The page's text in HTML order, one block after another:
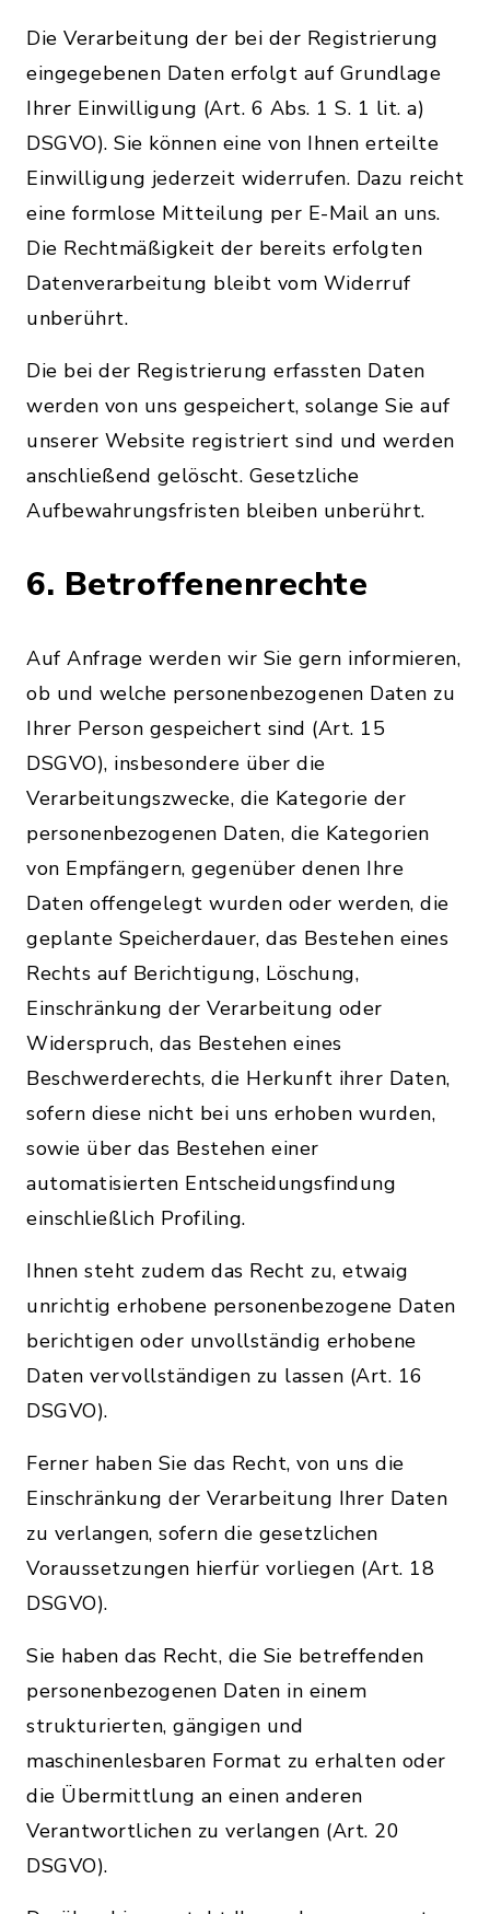
Die Verarbeitung der bei der Registrierung
eingegebenen Daten erfolgt auf Grundlage
Ihrer Einwilligung (Art. 6 Abs. 1 S. 1 lit. a)
DSGVO). Sie können eine von Ihnen erteilte
Einwilligung jederzeit widerrufen. Dazu reicht
eine formlose Mitteilung per E-Mail an uns.
Die Rechtmäßigkeit der bereits erfolgten
Datenverarbeitung bleibt vom Widerruf
unberührt.
Die bei der Registrierung erfassten Daten
werden von uns gespeichert, solange Sie auf
unserer Website registriert sind und werden
anschließend gelöscht. Gesetzliche
Aufbewahrungsfristen bleiben unberührt.
6. Betroffenenrechte
Auf Anfrage werden wir Sie gern informieren,
ob und welche personenbezogenen Daten zu
Ihrer Person gespeichert sind (Art. 15
DSGVO), insbesondere über die
Verarbeitungszwecke, die Kategorie der
personenbezogenen Daten, die Kategorien
von Empfängern, gegenüber denen Ihre
Daten offengelegt wurden oder werden, die
geplante Speicherdauer, das Bestehen eines
Rechts auf Berichtigung, Löschung,
Einschränkung der Verarbeitung oder
Widerspruch, das Bestehen eines
Beschwerderechts, die Herkunft ihrer Daten,
sofern diese nicht bei uns erhoben wurden,
sowie über das Bestehen einer
automatisierten Entscheidungsfindung
einschließlich Profiling.
Ihnen steht zudem das Recht zu, etwaig
unrichtig erhobene personenbezogene Daten
berichtigen oder unvollständig erhobene
Daten vervollständigen zu lassen (Art. 16
DSGVO).
Ferner haben Sie das Recht, von uns die
Einschränkung der Verarbeitung Ihrer Daten
zu verlangen, sofern die gesetzlichen
Voraussetzungen hierfür vorliegen (Art. 18
DSGVO).
Sie haben das Recht, die Sie betreffenden
personenbezogenen Daten in einem
strukturierten, gängigen und
maschinenlesbaren Format zu erhalten oder
die Übermittlung an einen anderen
Verantwortlichen zu verlangen (Art. 20
DSGVO).